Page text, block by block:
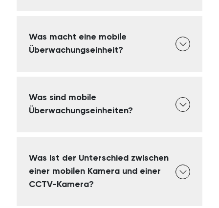
Was macht eine mobile
Überwachungseinheit?
Was sind mobile
Überwachungseinheiten?
Was ist der Unterschied zwischen
einer mobilen Kamera und einer
CCTV-Kamera?